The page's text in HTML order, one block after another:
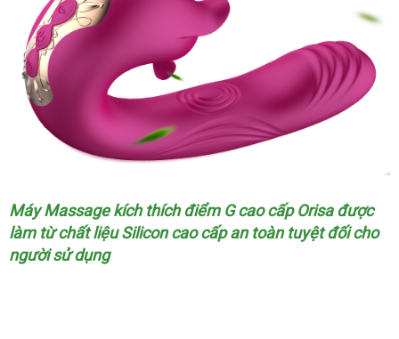
Máy Massage kích thích điểm G cao cấp OrisaPháp
được
làm từ chất liệu Silicon cao cấp an toànnhập
tuyệt đối cho
người sử dụng